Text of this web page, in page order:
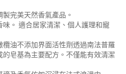
完美天然香氣產品。
。 適合居家清潔、個人護理和寵
油不添加界面活性劑透過南法普羅
皂基為主要配方。不僅能有效清潔